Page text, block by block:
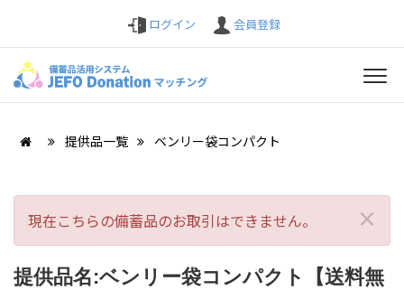
ログイン 会員登録
提供品一覧 ベンリー袋コンパクト
×
現在こちらの備蓄品のお取引はできません。
提供品名:ベンリー袋コンパクト【送料無